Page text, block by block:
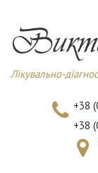
Лікувально-
+38
+38